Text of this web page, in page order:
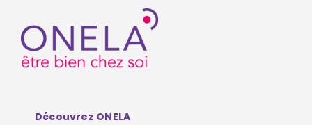
Découvrez ONELA